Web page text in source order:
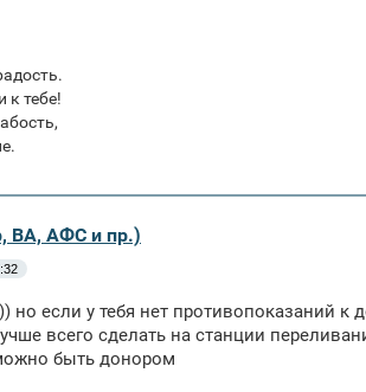
к тебе!
ВА, АФС и пр.)
но если у тебя нет противопоказаний к
всего сделать на станции
быть донором